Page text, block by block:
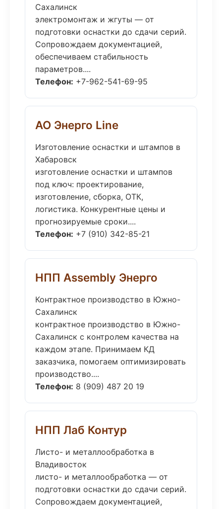
Сахалинск
электромонтаж и жгуты — от
подготовки оснастки до сдачи серий.
Сопровождаем документацией,
обеспечиваем стабильность
параметров....
Телефон: +7-962-541-69-95
АО Энерго Line
Изготовление оснастки и штампов в
Хабаровск
изготовление оснастки и штампов
под ключ: проектирование,
изготовление, сборка, ОТК,
логистика. Конкурентные цены и
прогнозируемые сроки....
Телефон: +7 (910) 342-85-21
НПП Assembly Энерго
Контрактное производство в Южно-
Сахалинск
контрактное производство в Южно-
Сахалинск с контролем качества на
каждом этапе. Принимаем КД
заказчика, помогаем оптимизировать
производство....
Телефон: 8 (909) 487 20 19
НПП Лаб Контур
Листо- и металлообработка в
Владивосток
листо- и металлообработка — от
подготовки оснастки до сдачи серий.
Сопровождаем документацией,